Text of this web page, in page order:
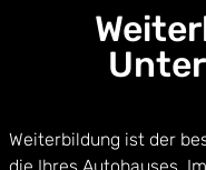
Weiterbildung ist der